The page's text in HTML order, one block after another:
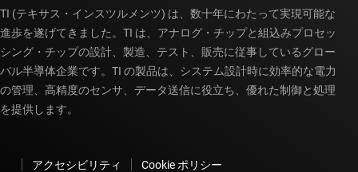
TI (テキサス・インスツルメンツ) は、数十年にわたって実現可能な
進歩を遂げてきました。TI は、アナログ・チップと組込みプロセッ
シング・チップの設計、製造、テスト、販売に従事しているグロー
バル半導体企業です。TI の製品は、システム設計時に効率的な電力
の管理、高精度のセンサ、データ送信に役立ち、優れた制御と処理
を提供します。
アクセシビリティ
Cookie ポリシー